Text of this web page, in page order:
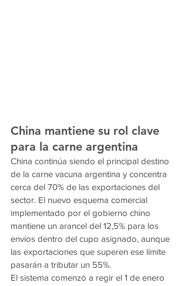
China mantiene su rol clave
para la carne argentina
China continúa siendo el principal destino
de la carne vacuna argentina y concentra
cerca del 70% de las exportaciones del
sector. El nuevo esquema comercial
implementado por el gobierno chino
mantiene un arancel del 12,5% para los
envíos dentro del cupo asignado, aunque
las exportaciones que superen ese límite
pasarán a tributar un 55%.
El sistema comenzó a regir el 1 de enero